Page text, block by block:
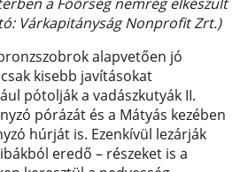
Várkapitányság Nonprofit Zrt.)
alapvetően jó
kisebb javításokat
pótolják a vadászkutyák II.
pórázát és a Mátyás kezében
húrját is. Ezenkívül lezárják
eredő – részeket is a